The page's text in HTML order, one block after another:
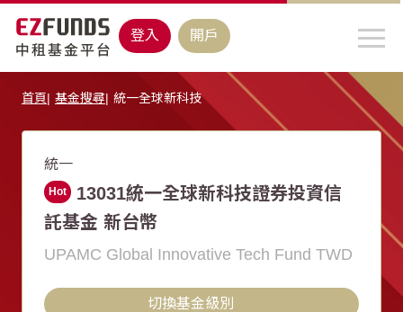
登入 開戶
首頁 基金搜尋 統一全球新科技
統一
Hot
13031統一全球新科技證券投資信
託基金 新台幣
UPAMC Global Innovative Tech Fund TWD
切換基金級別